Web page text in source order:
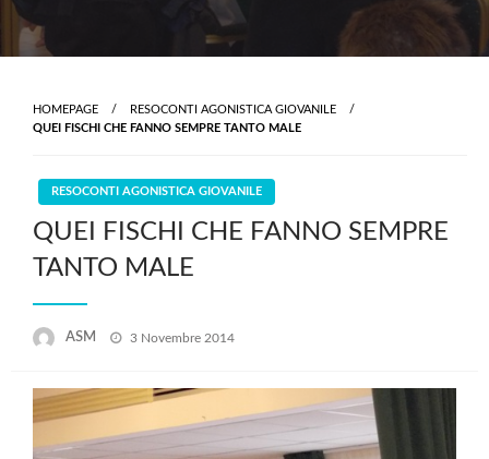
HOMEPAGE
RESOCONTI AGONISTICA GIOVANILE
QUEI FISCHI CHE FANNO SEMPRE TANTO MALE
RESOCONTI AGONISTICA GIOVANILE
QUEI FISCHI CHE FANNO SEMPRE
TANTO MALE
ASM
Posted
3 Novembre 2014